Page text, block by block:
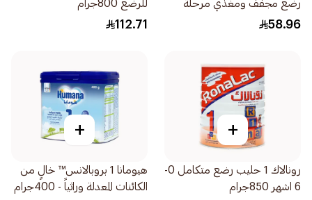
رضع مجفف ومغذي مرحلة
اولى 400جرام
58.96
للرضع 800جرام
112.71
+
رونالاك 1 حليب رضع متكامل 0-
6 اشهر 850جرام
+
هيومانا 1 بروبالانس™ خالٍ من
الكائنات المعدلة وراثياً - 400جرام